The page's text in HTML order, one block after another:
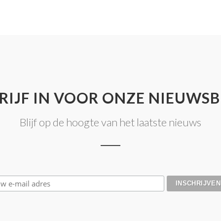
IN VOOR ONZE
Blijf op de hoogte van het laatste nieuws